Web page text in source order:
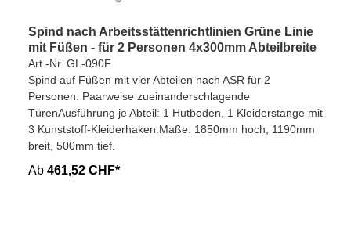
Spind nach Arbeitsstättenrichtlinien Grüne Linie
mit Füßen - für 2 Personen 4x300mm Abteilbreite
Art.-Nr. GL-090F
Spind auf Füßen mit vier Abteilen nach ASR für 2
Personen. Paarweise zueinanderschlagende
TürenAusführung je Abteil: 1 Hutboden, 1 Kleiderstange mit
3 Kunststoff-Kleiderhaken.Maße: 1850mm hoch, 1190mm
breit, 500mm tief.
Ab 461,52 CHF*